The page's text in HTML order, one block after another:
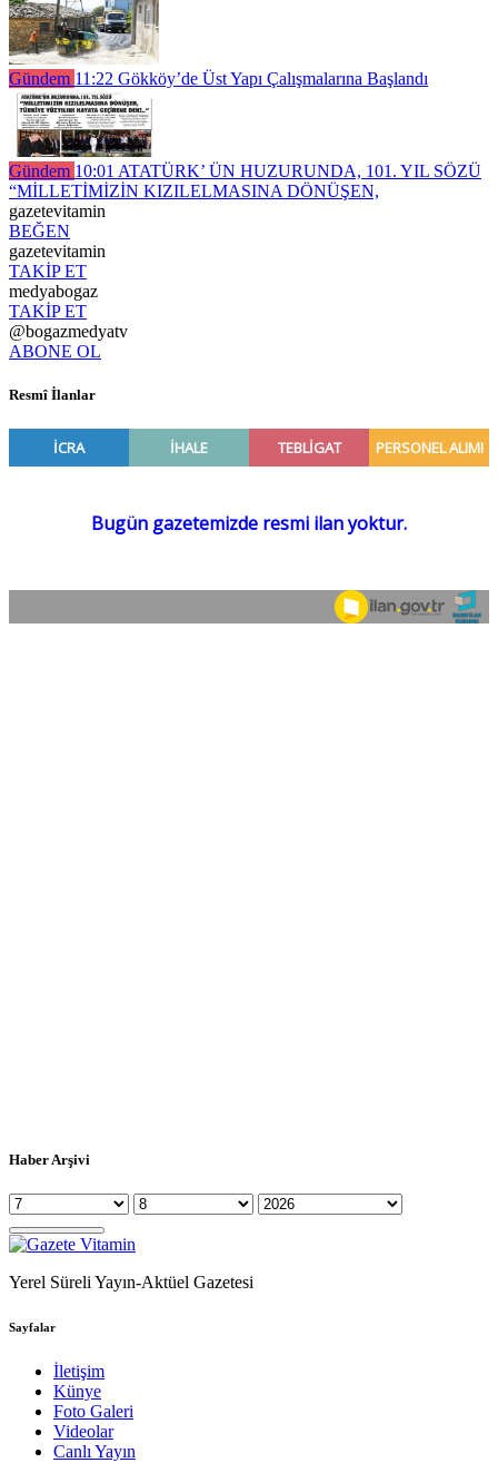
Gündem 11:22 Gökköy’de Üst Yapı Çalışmalarına Başlandı
Gündem 10:01 ATATÜRK’ ÜN HUZURUNDA, 101. YIL SÖZÜ
“MİLLETİMİZİN KIZILELMASINA DÖNÜŞEN,
gazetevitamin
BEĞEN
gazetevitamin
TAKİP ET
medyabogaz
TAKİP ET
@bogazmedyatv
ABONE OL
Resmî İlanlar
Haber Arşivi
Yerel Süreli Yayın-Aktüel Gazetesi
Sayfalar
İletişim
Künye
Foto Galeri
Videolar
Canlı Yayın